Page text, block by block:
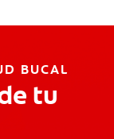
BUCAL
tu